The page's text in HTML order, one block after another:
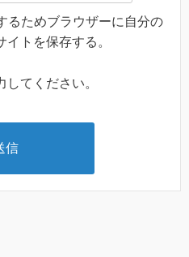
るためブラウザーに自分の
トを保存する。
してください。